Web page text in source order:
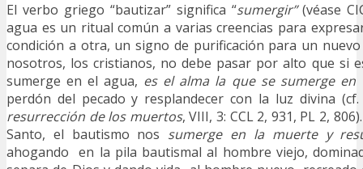
El verbo griego “bautizar” significa “sumergir”(véase
agua es un ritual común a varias creencias para
condición a otra, un signo de purificación para un
nosotros, los cristianos, no debe pasar por alto que si
sumerge en el agua, es el alma la que se sumerge en
perdón del pecado y resplandecer con la luz divina
resurrección de los muertos, VIII, 3: CCL 2, 931, PL 2,
Santo, el bautismo nos sumerge en la muerte y
ahogando en la pila bautismal al hombre viejo,